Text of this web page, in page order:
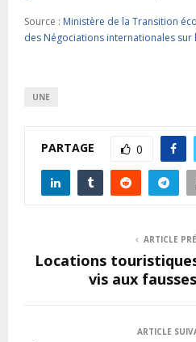
Source : Ministère de la Transition
des Négociations internationales sur
UNE
PARTAGE 0
ARTICLE
Locations
vis aux
ARTICLE